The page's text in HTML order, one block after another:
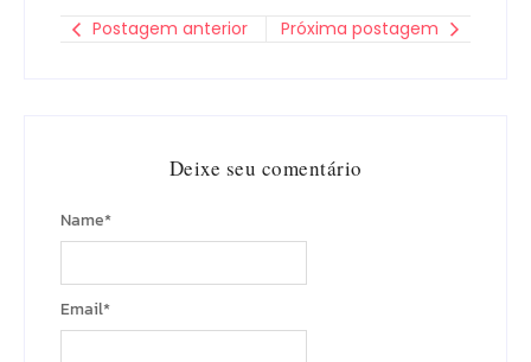
Postagem anterior Próxima postagem
Deixe seu comentário
Name*
Email*